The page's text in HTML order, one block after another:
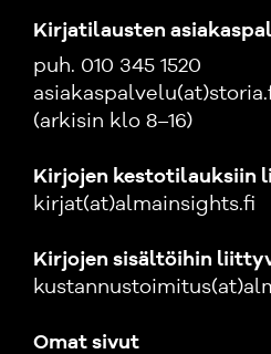
Kirjatilausten
puh. 010 345 1520
(arkisin klo 8–16)
Kirjojen kestotilauksiin
kirjat(at)almainsights.fi
Kirjojen sisältöihin
Omat sivut